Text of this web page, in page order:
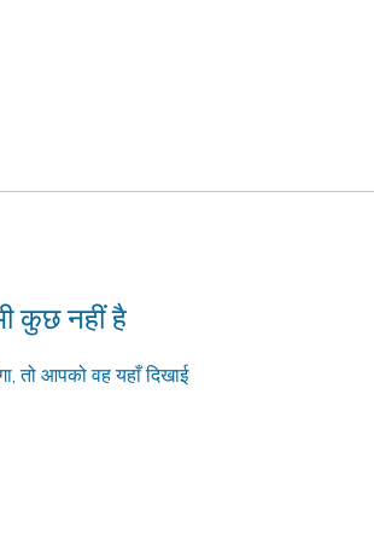
कुछ नहीं है
तो आपको वह यहाँ दिखाई